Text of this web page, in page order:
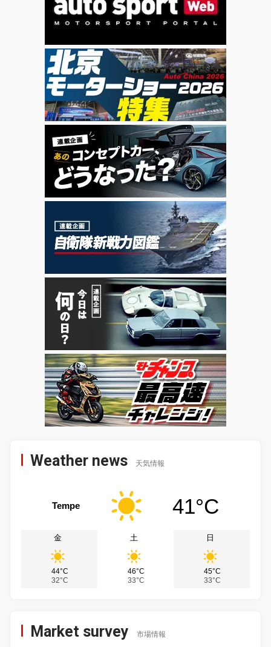
Weather news 天気情報
Tempe 41°C
金
44°C
32°C
土
46°C
33°C
日
45°C
33°C
Market survey 市場情報